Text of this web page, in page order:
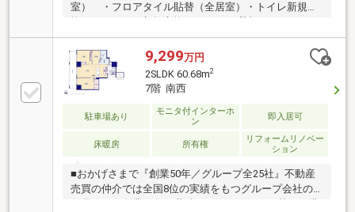
室） ・フロアタイル貼替（全居室）・トイレ新規交
キッチン（ビルトイン食洗器／ディスポーザー／自動
洗浄機能レンジフード付き）●1418タイプのユニット
バス（浴室暖房換気乾燥機）●ペット飼育可（規約に
よる制限有）●充実の共用施設（スカイラウンジ・ゲ
ストルーム・パーティールーム・カンファレンスルー
ム・スタディルーム）●24時間有人体制（管理員8:00
～17:00、警備員17:00～翌8:00）●各階にゴミステーシ
ョン設置●宅配ボックス完備●多重セキュリティのオー
9,299万円
2SLDK 60.68m2
7階 南西
駐車場あり
モニタ付インターホ
ン
即入居可
床暖房 所有権
リフォームリノベー
ション
■おかげさまで『創業50年／グループ全25社』不動産
売買の仲介では全国8位の実績をもつグループ会社の